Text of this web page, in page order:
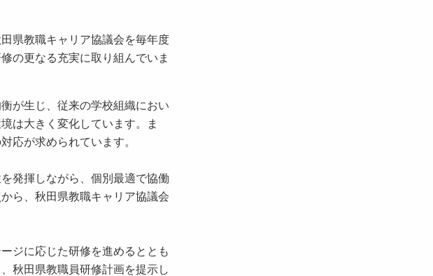
県教職キャリア協議会を毎年度
の更なる充実に取り組んでいま
が生じ、従来の学校組織におい
は大きく変化しています。ま
応が求められています。
発揮しながら、個別最適で協働
ら、秋田県教職キャリア協議会
ジに応じた研修を進めるととも
秋田県教職員研修計画を提示し